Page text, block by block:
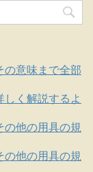
の意味まで全部
く解説するよ
の他の用具の規
の他の用具の規